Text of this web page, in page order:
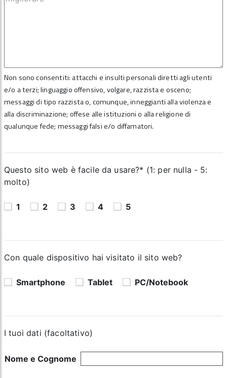
Non sono consentiti: attacchi e insulti personali diretti agli utenti
e/o a terzi; linguaggio offensivo, volgare, razzista e osceno;
messaggi di tipo razzista o, comunque, inneggianti alla violenza e
alla discriminazione; offese alle istituzioni o alla religione di
qualunque fede; messaggi falsi e/o diffamatori.
Questo sito web è facile da usare?* (1: per nulla - 5:
molto)
1 2 3 4 5
Con quale dispositivo hai visitato il sito web?
Smartphone Tablet PC/Notebook
I tuoi dati (facoltativo)
Nome e Cognome